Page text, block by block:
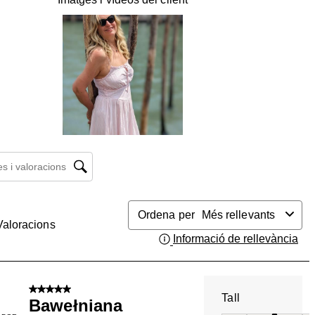
i valoracions regió de cerca
Ordena per
Més rellevants
Informació de rellevància
5 de 5 estrelles.
Bawełniana
Tall